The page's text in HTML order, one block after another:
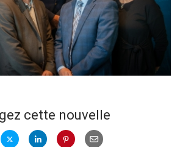
cette nouvelle